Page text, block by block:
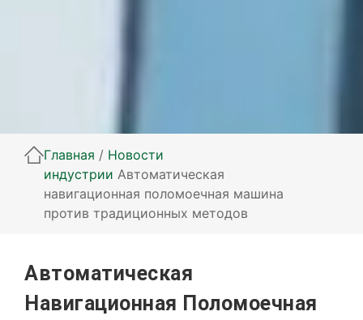
Главная / Новости
индустрии Автоматическая
навигационная поломоечная машина
против традиционных методов
Автоматическая
Навигационная Поломоечная